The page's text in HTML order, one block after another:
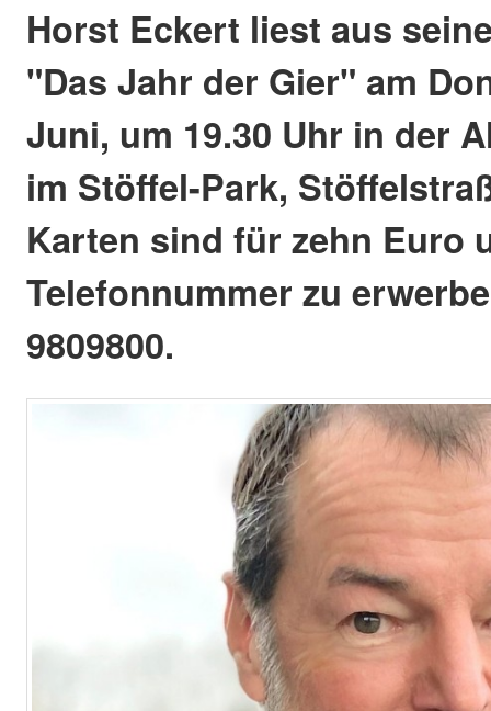
Horst Eckert liest aus
"Das Jahr der Gier" am
Juni, um 19.30 Uhr in der
im Stöffel-Park,
Karten sind für zehn Euro
Telefonnummer zu
9809800.